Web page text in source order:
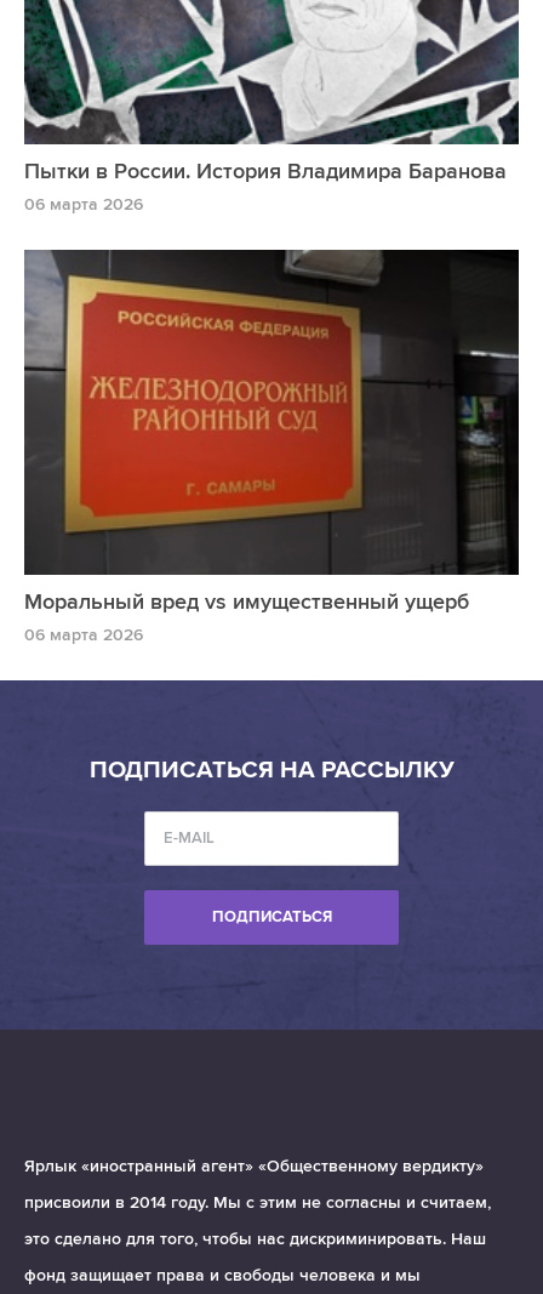
Пытки в России. История Владимира Баранова
06 марта 2026
Моральный вред vs имущественный ущерб
06 марта 2026
ПОДПИСАТЬСЯ НА РАССЫЛКУ
ПОДПИСАТЬСЯ
Ярлык «иностранный агент» «Общественному вердикту»
присвоили в 2014 году. Мы с этим не согласны и считаем,
это сделано для того, чтобы нас дискриминировать. Наш
фонд защищает права и свободы человека и мы